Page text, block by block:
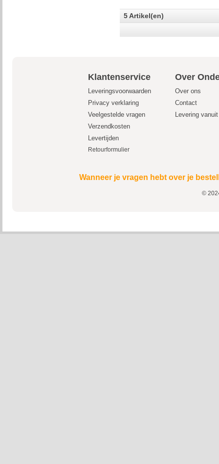
5 Artikel(en)
Klantenservice Over
Leveringsvoorwaarden
Over ons
Privacy verklaring
Contact
Veelgestelde vragen
Levering
Verzendkosten
Levertijden
Retourformulier
Wanneer je vragen hebt over je
©